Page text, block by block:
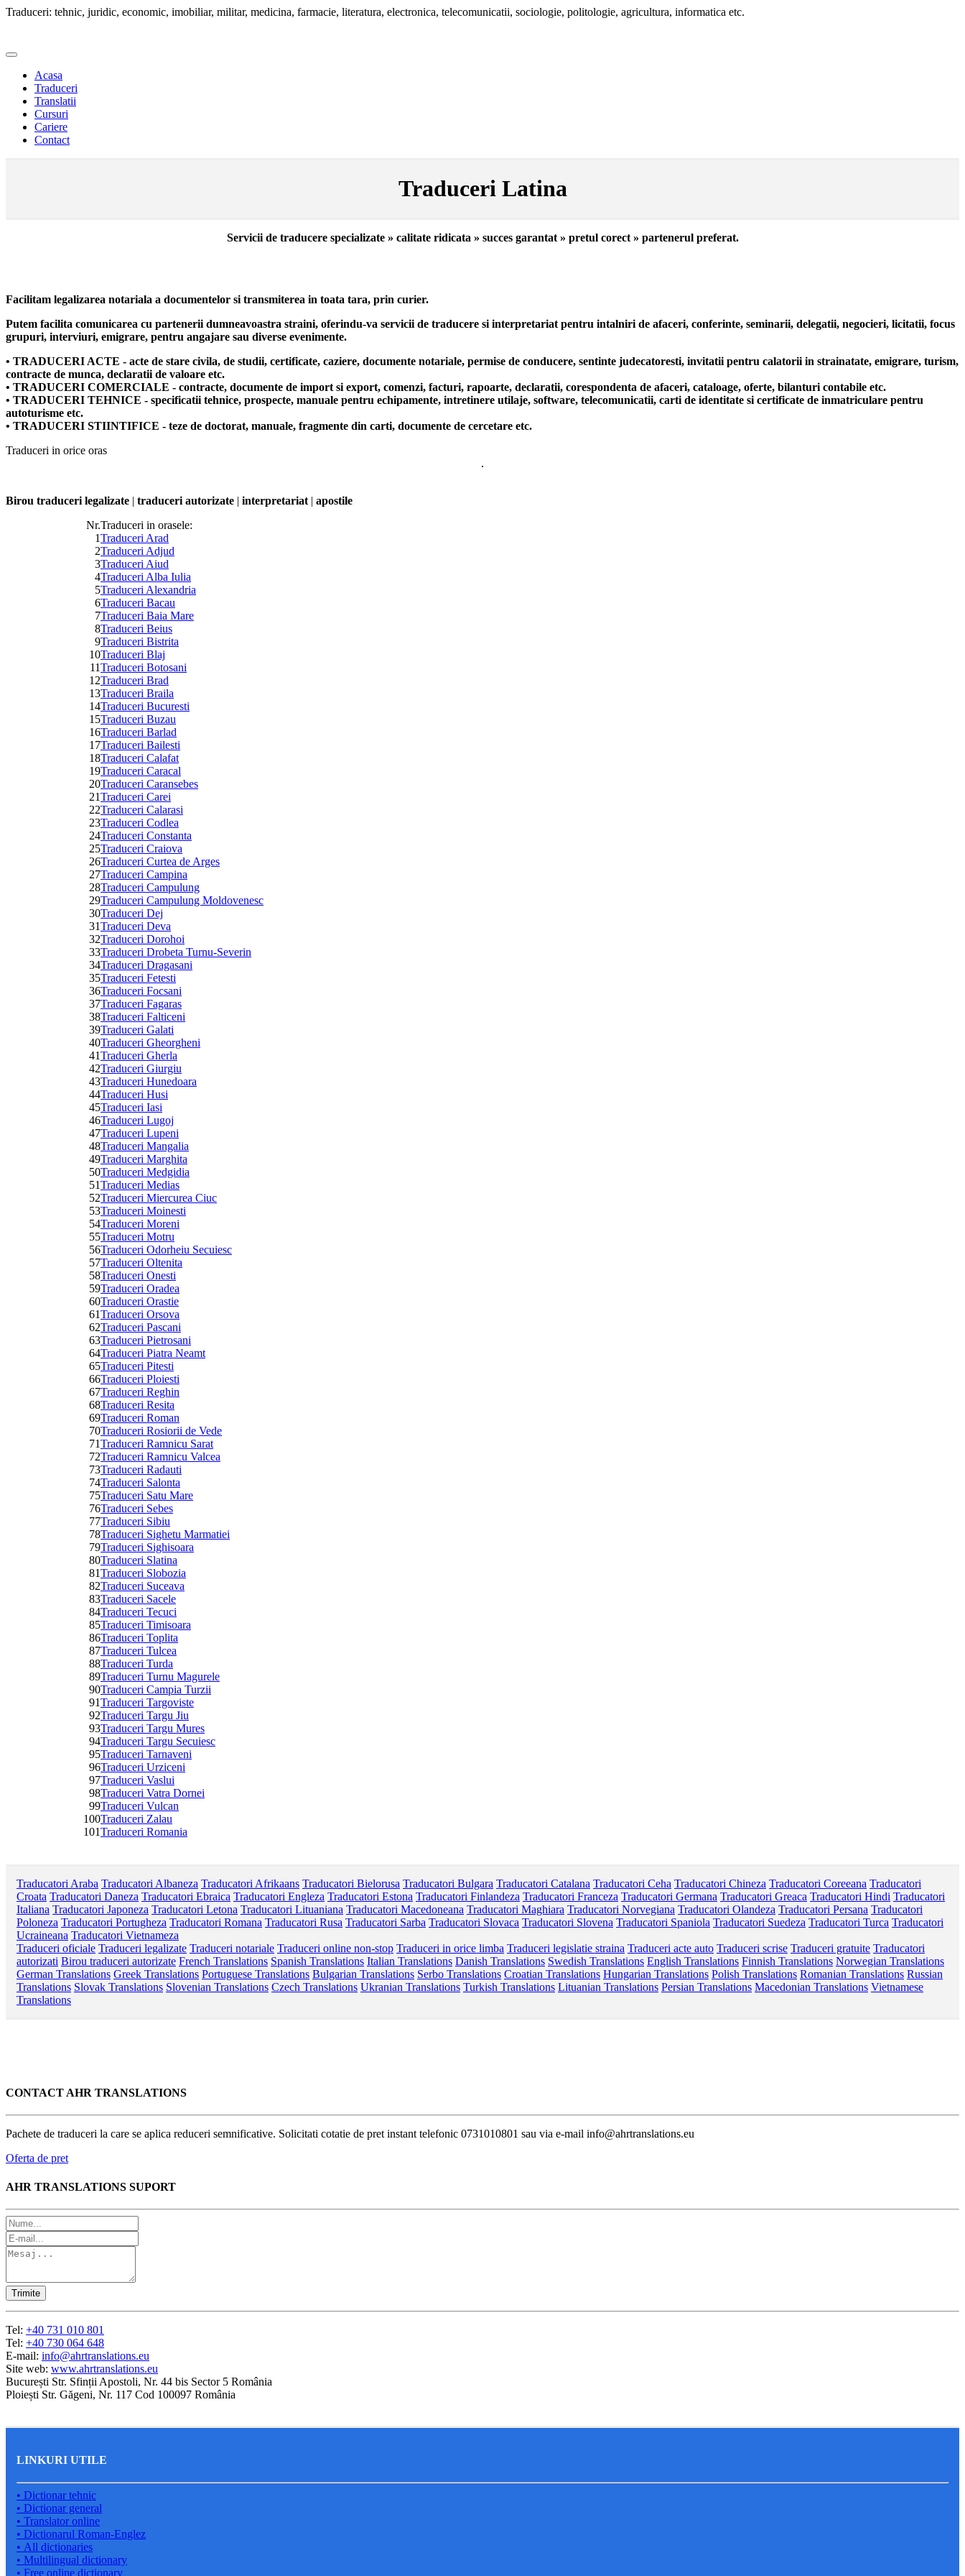
Traduceri: tehnic, juridic, economic, imobiliar, militar, medicina, farmacie, literatura, electronica, telecomunicatii, sociologie, politologie, agricultura, informatica etc.
Acasa
Traduceri
Translatii
Cursuri
Cariere
Contact
Traduceri Latina
Servicii de traducere specializate » calitate ridicata » succes garantat » pretul corect » partenerul preferat.
Facilitam legalizarea notariala a documentelor si transmiterea in toata tara, prin curier.
Putem facilita comunicarea cu partenerii dumneavoastra straini, oferindu-va servicii de traducere si interpretariat pentru intalniri de afaceri, conferinte, seminarii, delegatii, negocieri, licitatii, focus
grupuri, interviuri, emigrare, pentru angajare sau diverse evenimente.
• TRADUCERI ACTE - acte de stare civila, de studii, certificate, caziere, documente notariale, permise de conducere, sentinte judecatoresti, invitatii pentru calatorii in strainatate, emigrare, turism,
contracte de munca, declaratii de valoare etc.
• TRADUCERI COMERCIALE - contracte, documente de import si export, comenzi, facturi, rapoarte, declaratii, corespondenta de afaceri, cataloage, oferte, bilanturi contabile etc.
• TRADUCERI TEHNICE - specificatii tehnice, prospecte, manuale pentru echipamente, intretinere utilaje, software, telecomunicatii, carti de identitate si certificate de inmatriculare pentru
autoturisme etc.
• TRADUCERI STIINTIFICE - teze de doctorat, manuale, fragmente din carti, documente de cercetare etc.
Traduceri in orice oras
Birou traduceri legalizate | traduceri autorizate | interpretariat | apostile
Nr.Traduceri in orasele:
1Traduceri Arad
2Traduceri Adjud
3Traduceri Aiud
4Traduceri Alba Iulia
5Traduceri Alexandria
6Traduceri Bacau
7Traduceri Baia Mare
8Traduceri Beius
9Traduceri Bistrita
10Traduceri Blaj
11Traduceri Botosani
12Traduceri Brad
13Traduceri Braila
14Traduceri Bucuresti
15Traduceri Buzau
16Traduceri Barlad
17Traduceri Bailesti
18Traduceri Calafat
19Traduceri Caracal
20Traduceri Caransebes
21Traduceri Carei
22Traduceri Calarasi
23Traduceri Codlea
24Traduceri Constanta
25Traduceri Craiova
26Traduceri Curtea de Arges
27Traduceri Campina
28Traduceri Campulung
29Traduceri Campulung Moldovenesc
30Traduceri Dej
31Traduceri Deva
32Traduceri Dorohoi
33Traduceri Drobeta Turnu-Severin
34Traduceri Dragasani
35Traduceri Fetesti
36Traduceri Focsani
37Traduceri Fagaras
38Traduceri Falticeni
39Traduceri Galati
40Traduceri Gheorgheni
41Traduceri Gherla
42Traduceri Giurgiu
43Traduceri Hunedoara
44Traduceri Husi
45Traduceri Iasi
46Traduceri Lugoj
47Traduceri Lupeni
48Traduceri Mangalia
49Traduceri Marghita
50Traduceri Medgidia
51Traduceri Medias
52Traduceri Miercurea Ciuc
53Traduceri Moinesti
54Traduceri Moreni
55Traduceri Motru
56Traduceri Odorheiu Secuiesc
57Traduceri Oltenita
58Traduceri Onesti
59Traduceri Oradea
60Traduceri Orastie
61Traduceri Orsova
62Traduceri Pascani
63Traduceri Pietrosani
64Traduceri Piatra Neamt
65Traduceri Pitesti
66Traduceri Ploiesti
67Traduceri Reghin
68Traduceri Resita
69Traduceri Roman
70Traduceri Rosiorii de Vede
71Traduceri Ramnicu Sarat
72Traduceri Ramnicu Valcea
73Traduceri Radauti
74Traduceri Salonta
75Traduceri Satu Mare
76Traduceri Sebes
77Traduceri Sibiu
78Traduceri Sighetu Marmatiei
79Traduceri Sighisoara
80Traduceri Slatina
81Traduceri Slobozia
82Traduceri Suceava
83Traduceri Sacele
84Traduceri Tecuci
85Traduceri Timisoara
86Traduceri Toplita
87Traduceri Tulcea
88Traduceri Turda
89Traduceri Turnu Magurele
90Traduceri Campia Turzii
91Traduceri Targoviste
92Traduceri Targu Jiu
93Traduceri Targu Mures
94Traduceri Targu Secuiesc
95Traduceri Tarnaveni
96Traduceri Urziceni
97Traduceri Vaslui
98Traduceri Vatra Dornei
99Traduceri Vulcan
100Traduceri Zalau
101Traduceri Romania
Traducatori Araba Traducatori Albaneza Traducatori Afrikaans Traducatori Bielorusa Traducatori Bulgara Traducatori Catalana Traducatori Ceha Traducatori Chineza Traducatori Coreeana Traducatori
Croata Traducatori Daneza Traducatori Ebraica Traducatori Engleza Traducatori Estona Traducatori Finlandeza Traducatori Franceza Traducatori Germana Traducatori Greaca Traducatori Hindi Traducatori
Italiana Traducatori Japoneza Traducatori Letona Traducatori Lituaniana Traducatori Macedoneana Traducatori Maghiara Traducatori Norvegiana Traducatori Olandeza Traducatori Persana Traducatori
Poloneza Traducatori Portugheza Traducatori Romana Traducatori Rusa Traducatori Sarba Traducatori Slovaca Traducatori Slovena Traducatori Spaniola Traducatori Suedeza Traducatori Turca Traducatori
Ucraineana Traducatori Vietnameza
Traduceri oficiale Traduceri legalizate Traduceri notariale Traduceri online non-stop Traduceri in orice limba Traduceri legislatie straina Traduceri acte auto Traduceri scrise Traduceri gratuite Traducatori
autorizati Birou traduceri autorizate French Translations Spanish Translations Italian Translations Danish Translations Swedish Translations English Translations Finnish Translations Norwegian Translations
German Translations Greek Translations Portuguese Translations Bulgarian Translations Serbo Translations Croatian Translations Hungarian Translations Polish Translations Romanian Translations Russian
Translations Slovak Translations Slovenian Translations Czech Translations Ukranian Translations Turkish Translations Lituanian Translations Persian Translations Macedonian Translations Vietnamese
Translations
CONTACT AHR TRANSLATIONS
Pachete de traduceri la care se aplica reduceri semnificative. Solicitati cotatie de pret instant telefonic 0731010801 sau via e-mail info@ahrtranslations.eu
Oferta de pret
AHR TRANSLATIONS SUPORT
Tel: +40 731 010 801
Tel: +40 730 064 648
E-mail: info@ahrtranslations.eu
Site web: www.ahrtranslations.eu
București Str. Sfinții Apostoli, Nr. 44 bis Sector 5 România
Ploiești Str. Găgeni, Nr. 117 Cod 100097 România
LINKURI UTILE
• Dictionar tehnic
• Dictionar general
• Translator online
• Dictionarul Roman-Englez
• All dictionaries
• Multilingual dictionary
• Free online dictionary